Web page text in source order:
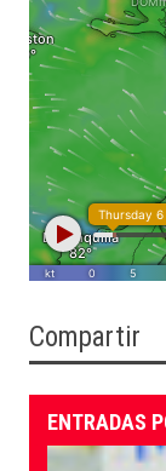
Compartir
ENTRADAS